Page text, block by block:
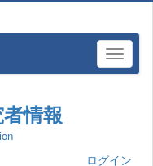
情報
ログイン